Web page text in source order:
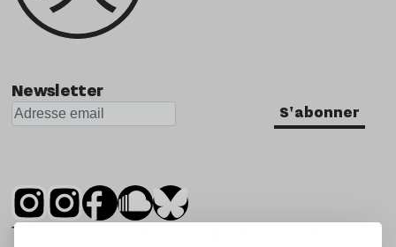
Newsletter
S'abonner
Tsugi est un mensuel indépendant sur la